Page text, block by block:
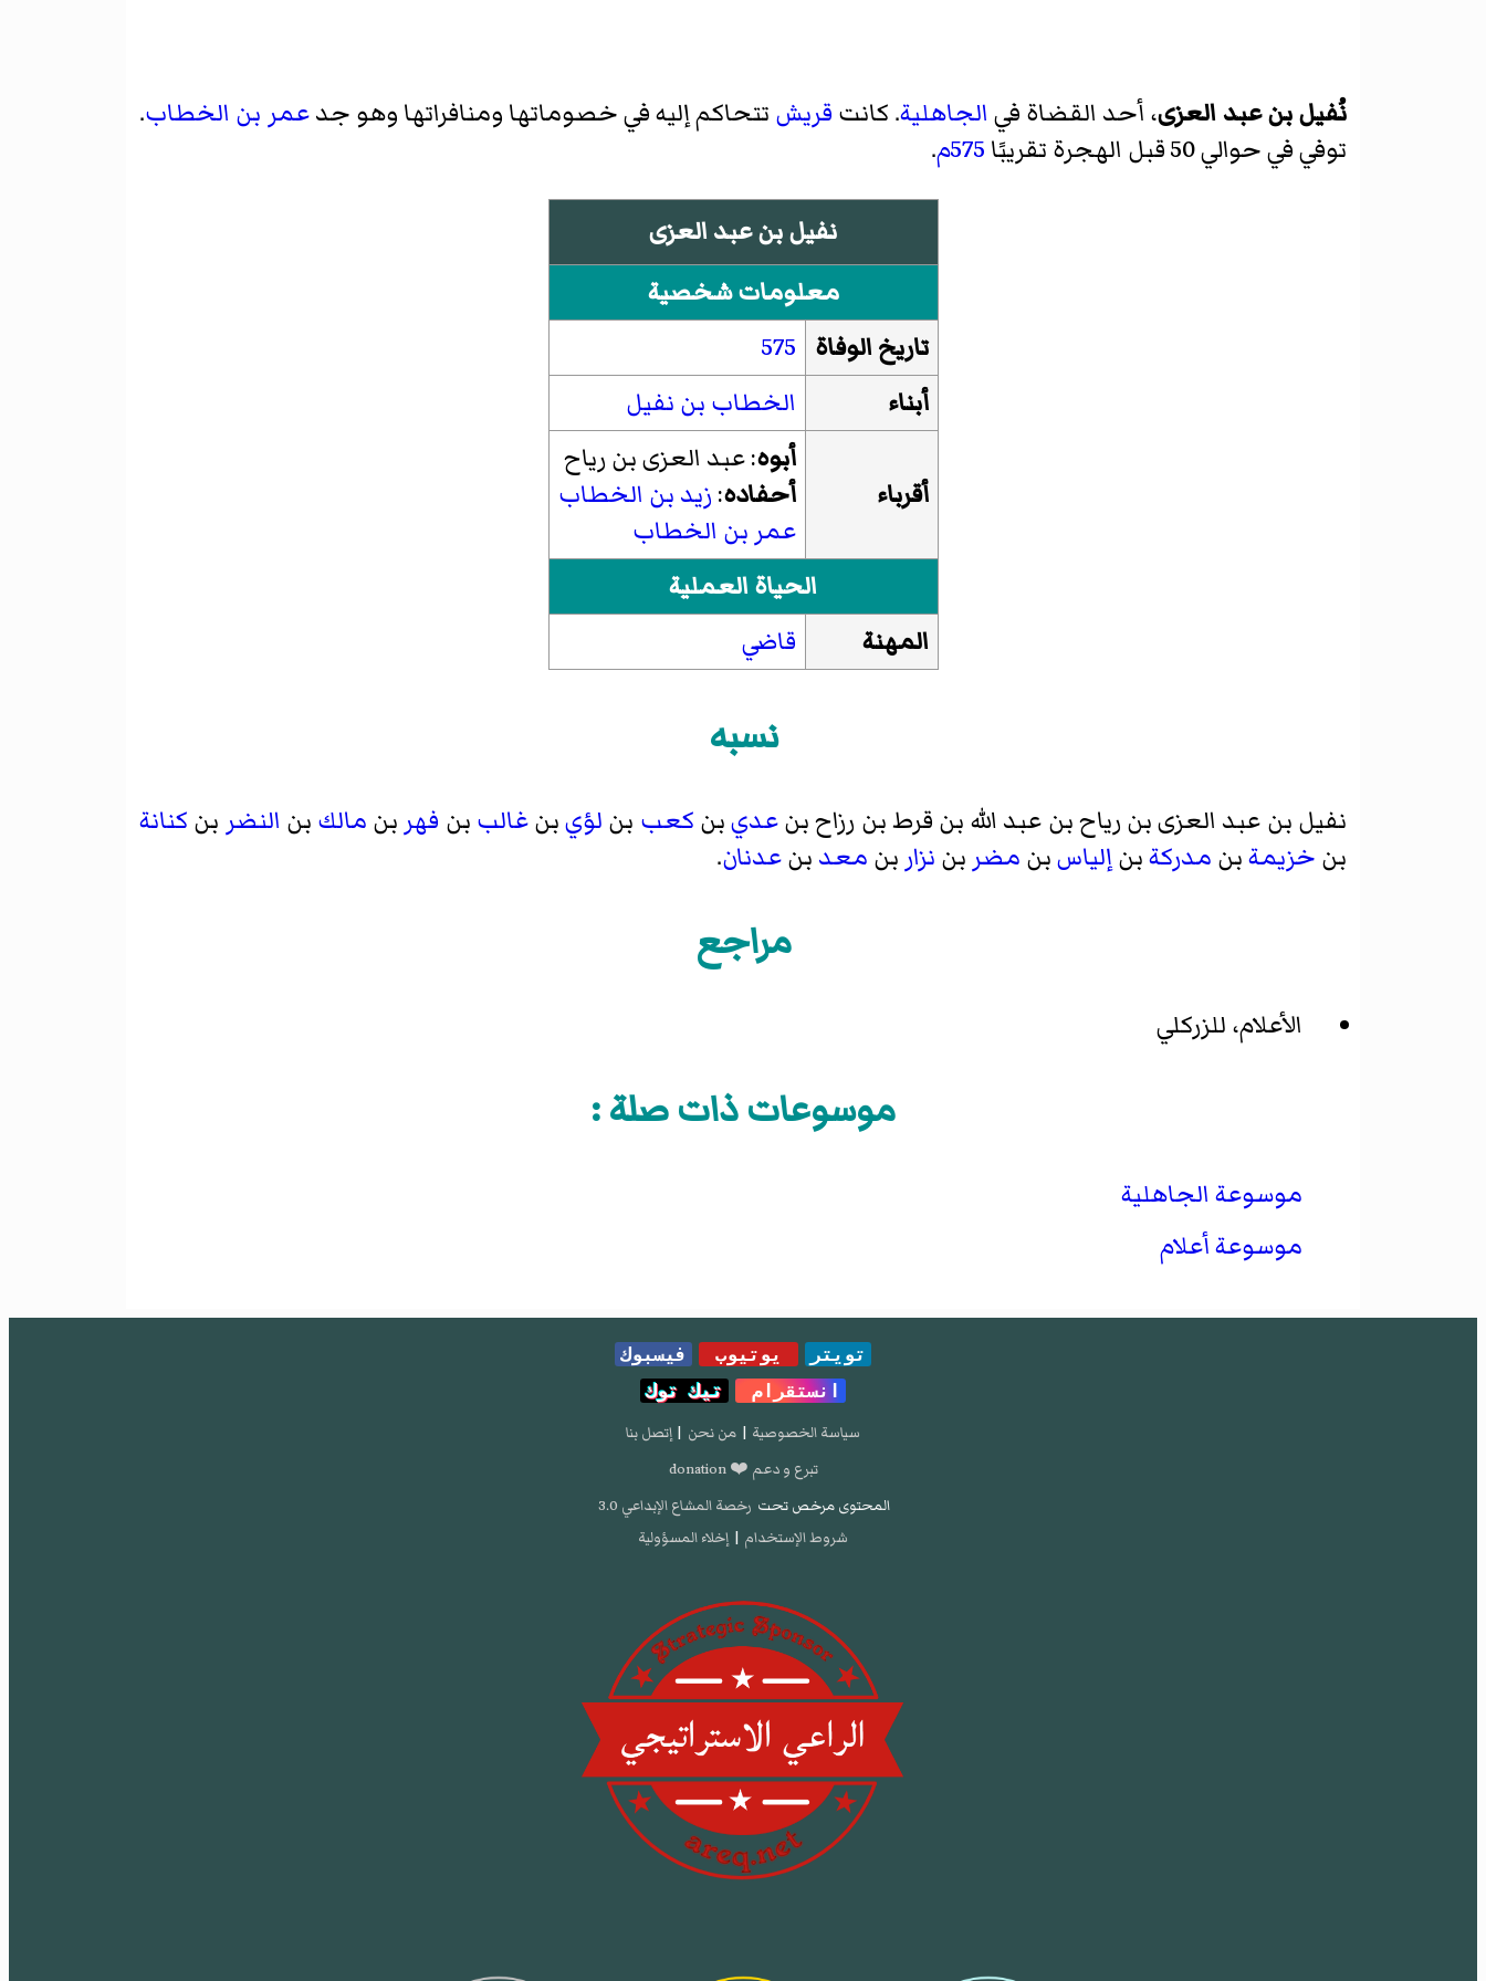
نُفيل بن عبد العزى، أحد القضاة في الجاهلية. كانت قريش تتحاكم إليه في خصوماتها ومنافراتها وهو جدعمر بن الخطاب.
توفي في حوالي 50 قبل الهجرة تقريبًا
575م .
نفيل بن عبد العزى
معلومات شخصية
تاريخ الوفاة 575
أبناء
الخطاب بن نفيل
أقرباء
أبوه: عبد العزى بن رياح
أحفاده: زيد بن الخطاب
عمر بن الخطاب
الحياة العملية
المهنة
قاضي
نسبه
نفيل بن عبد العزى بن رياح بن عبد الله بن قرط بن رزاح بنعديبن كعب بن لؤيبنغالب بن فهر بن مالك بن النضر بن كنانة
بن خزيمةبن مدركةبنإلياسبن مضر بن نزار بن معد بنعدنان.
مراجع
الأعلام، للزركلي
موسوعات ذات صلة :
موسوعة الجاهلية
موسوعة أعلام
تويتر يوتيوب
فيسبوك
انستقرام
تيك توك
سياسة الخصوصية | من نحن | إتصل بنا
تبرع و دعم ❤️ donation
المحتوى مرخص تحت رخصة المشاع الإبداعي 3.0
شروط الإستخدام | إخلاء المسؤولية